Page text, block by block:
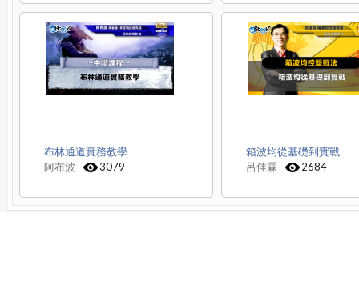
布林通道實務教學
阿布波
3079
箱波均從基礎到實戰
呂佳霖
2684